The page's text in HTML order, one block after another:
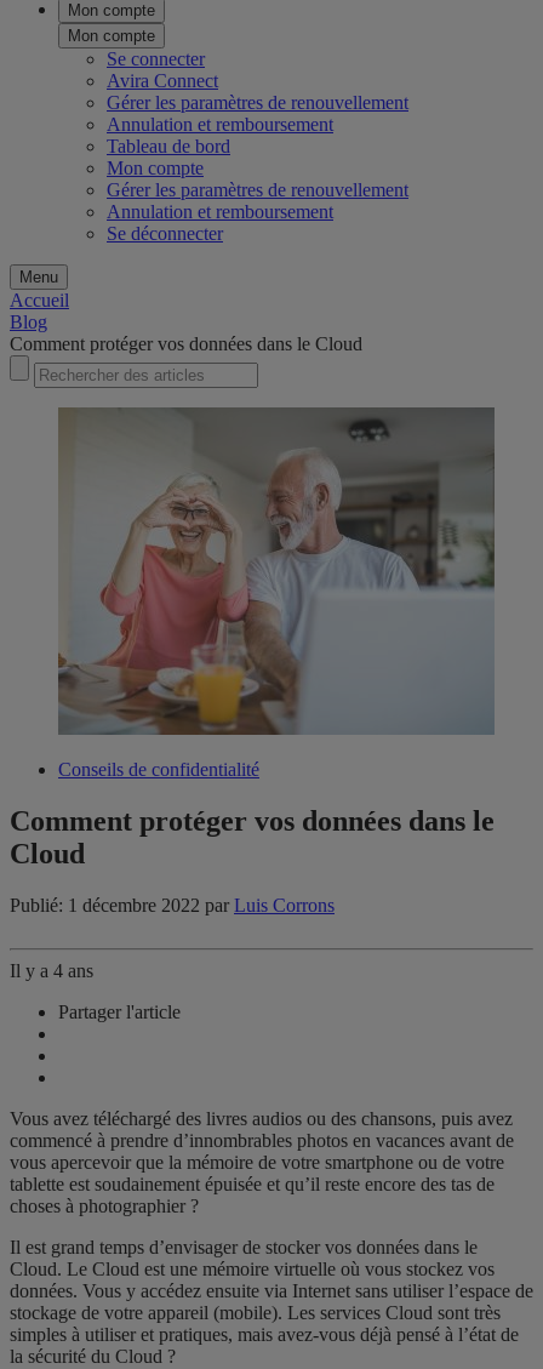
Mon compte
Mon compte
Se connecter
Avira Connect
Gérer les paramètres de renouvellement
Annulation et remboursement
Tableau de bord
Mon compte
Gérer les paramètres de renouvellement
Annulation et remboursement
Se déconnecter
Menu
Accueil
Blog
Comment protéger vos données dans le Cloud
Conseils de confidentialité
Comment protéger vos données dans le
Cloud
Publié: 1 décembre 2022 par Luis Corrons
Il y a 4 ans
Partager l'article
Vous avez téléchargé des livres audios ou des chansons, puis avez
commencé à prendre d’innombrables photos en vacances avant de
vous apercevoir que la mémoire de votre smartphone ou de votre
tablette est soudainement épuisée et qu’il reste encore des tas de
choses à photographier ?
Il est grand temps d’envisager de stocker vos données dans le
Cloud. Le Cloud est une mémoire virtuelle où vous stockez vos
données. Vous y accédez ensuite via Internet sans utiliser l’espace de
stockage de votre appareil (mobile). Les services Cloud sont très
simples à utiliser et pratiques, mais avez-vous déjà pensé à l’état de
la sécurité du Cloud ?